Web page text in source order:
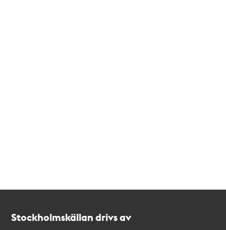
Stockholmskällan drivs av